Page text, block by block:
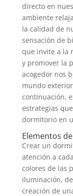
directo en
ambiente
la calidad de
sensación de
que invite a la
y promover la
acogedor nos
mundo
continuación,
estrategias
dormitorio en
Elementos
Crear un
atención a
colores de las
iluminación,
creación de